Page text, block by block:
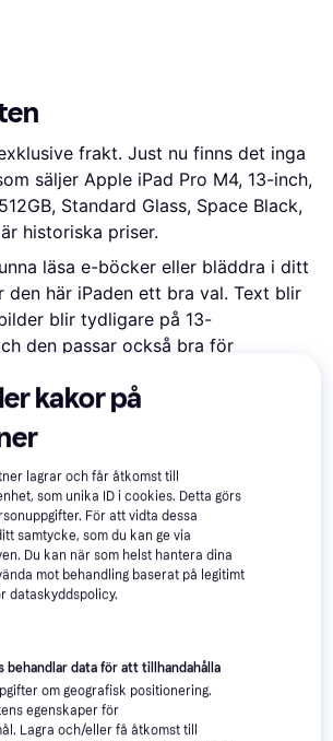
frakt. Just nu finns det inga
säljer Apple iPad Pro M4, 13-inch,
Standard Glass, Space Black,
historiska priser.
läsa e-böcker eller bläddra i ditt
den här iPaden ett bra val. Text blir
blir tydligare på 13-
den passar också bra för
en laptop!
Apple
en upplösning på 2752x2064 pixlar
som driver den här surfplattan är
på den här iPaden har en
då den bygger på
kakor på
lagrar och får åtkomst till
som unika ID i cookies. Detta görs
För att vidta dessa
samtycke, som du kan ge via
Du kan när som helst hantera dina
mot behandling baserat på legitimt
dataskyddspolicy.
behandlar data för att tillhandahålla
om geografisk positionering.
egenskaper för
Lagra och/eller få åtkomst till